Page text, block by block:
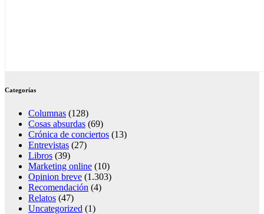
Categorías
Columnas (128)
Cosas absurdas (69)
Crónica de conciertos (13)
Entrevistas (27)
Libros (39)
Marketing online (10)
Opinion breve (1.303)
Recomendación (4)
Relatos (47)
Uncategorized (1)